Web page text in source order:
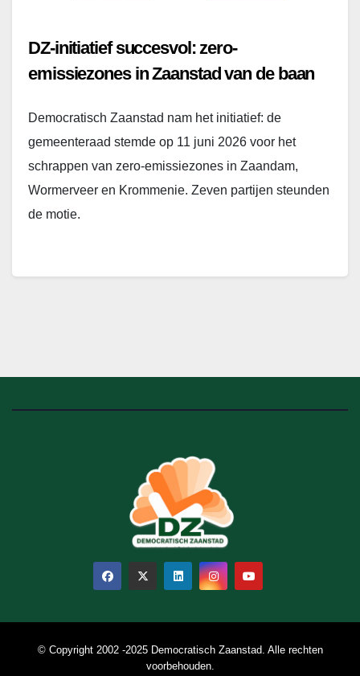
DZ-initiatief succesvol: zero-
emissiezones in Zaanstad van de baan
Democratisch Zaanstad nam het initiatief: de
gemeenteraad stemde op 11 juni 2026 voor het
schrappen van zero-emissiezones in Zaandam,
Wormerveer en Krommenie. Zeven partijen steunden
de motie.
© Copyright 2002 -2025 Democratisch Zaanstad. Alle rechten
voorbehouden.